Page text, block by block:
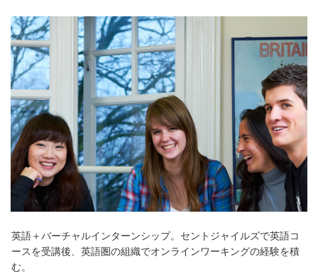
英語＋バーチャルインターンシップ。セントジャイルズで英語コ
ースを受講後、英語圏の組織でオンラインワーキングの経験を積
む。